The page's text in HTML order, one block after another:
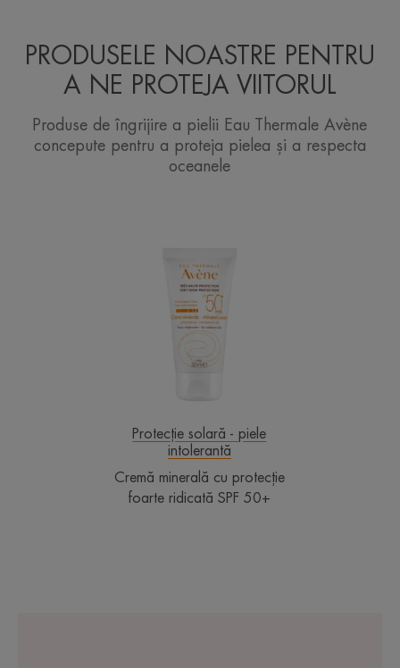
PRODUSELE NOASTRE PENTRU
A NE PROTEJA VIITORUL
Produse de îngrijire a pielii Eau Thermale Avène
concepute pentru a proteja pielea și a respecta
oceanele
minerală
cu
protecție
foarte
ridicată
SPF
Protecție solară - piele
intolerantă
Cremă minerală cu protecție
foarte ridicată SPF 50+